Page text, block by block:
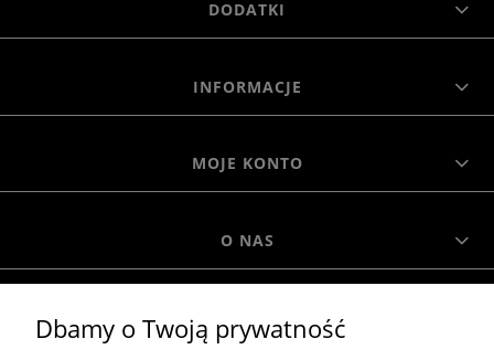
DODATKI
INFORMACJE
MOJE KONTO
O NAS
MOROWO
Dbamy o Twoją prywatność